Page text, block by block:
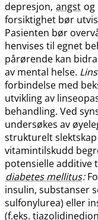
depresjon, angst
forsiktighet bør
Pasienten bør
henvises til egnet
pårørende kan
av mental helse.
forbindelse med
utvikling av
behandling. Ved
undersøkes av
strukturelt
vitamintilskudd
potensielle additive
diabetes mellitus:
insulin, substanser
sulfonylurea) eller
(f.eks.